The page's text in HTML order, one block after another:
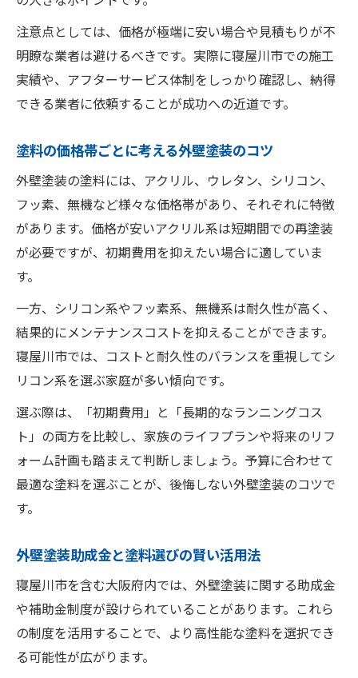
注意点としては、価格が極端に安い場合や見積もりが不
明瞭な業者は避けるべきです。実際に寝屋川市での施工
実績や、アフターサービス体制をしっかり確認し、納得
できる業者に依頼することが成功への近道です。
塗料の価格帯ごとに考える外壁塗装のコツ
外壁塗装の塗料には、アクリル、ウレタン、シリコン、
フッ素、無機など様々な価格帯があり、それぞれに特徴
があります。価格が安いアクリル系は短期間での再塗装
が必要ですが、初期費用を抑えたい場合に適していま
す。
一方、シリコン系やフッ素系、無機系は耐久性が高く、
結果的にメンテナンスコストを抑えることができます。
寝屋川市では、コストと耐久性のバランスを重視してシ
リコン系を選ぶ家庭が多い傾向です。
選ぶ際は、「初期費用」と「長期的なランニングコス
ト」の両方を比較し、家族のライフプランや将来のリフ
ォーム計画も踏まえて判断しましょう。予算に合わせて
最適な塗料を選ぶことが、後悔しない外壁塗装のコツで
す。
外壁塗装助成金と塗料選びの賢い活用法
寝屋川市を含む大阪府内では、外壁塗装に関する助成金
や補助金制度が設けられていることがあります。これら
の制度を活用することで、より高性能な塗料を選択でき
る可能性が広がります。